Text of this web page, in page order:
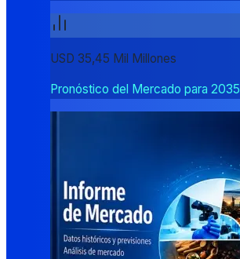
USD 35,45 Mil Millones
Pronóstico del Mercado para 2035